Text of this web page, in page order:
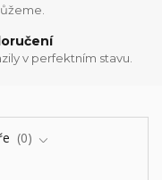
v perfektním stavu.
0